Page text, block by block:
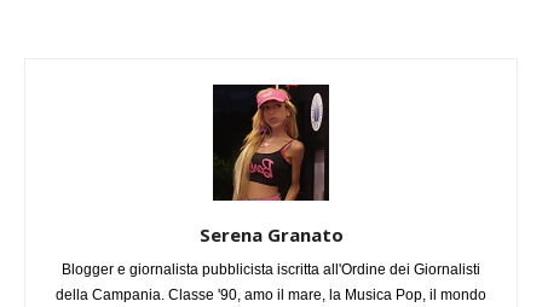
Serena Granato
Blogger e giornalista pubblicista iscritta all'Ordine dei Giornalisti
della Campania. Classe '90, amo il mare, la Musica Pop, il mondo